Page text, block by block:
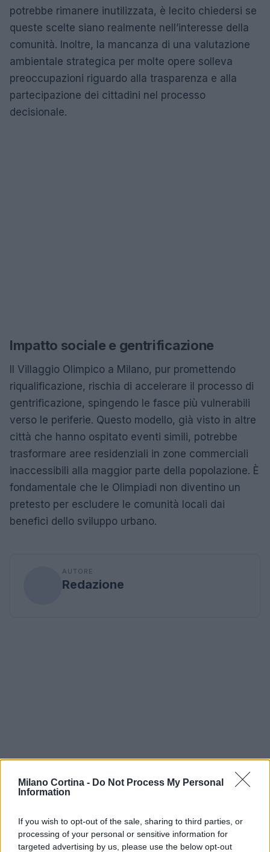
Milano Cortina - Do Not Process My Personal
Information
If you wish to opt-out of the sale, sharing to third parties, or
processing of your personal or sensitive information for
targeted advertising by us, please use the below opt-out
potrebbe rimanere inutilizzata, è lecito chiedersi se
queste scelte siano realmente nell’interesse della
comunità. Inoltre, la mancanza di una valutazione
ambientale strategica per molte opere solleva
preoccupazioni riguardo alla trasparenza e alla
partecipazione dei cittadini nel processo
decisionale.
Impatto sociale e gentrificazione
Il Villaggio Olimpico a Milano, pur promettendo
riqualificazione, rischia di accelerare il processo di
gentrificazione, spingendo le fasce più vulnerabili
verso le periferie. Questo modello, già visto in altre
città che hanno ospitato eventi simili, potrebbe
trasformare aree residenziali in zone commerciali
inaccessibili alla maggior parte della popolazione. È
fondamentale che le Olimpiadi non diventino un
pretesto per escludere le comunità locali dai
benefici dello sviluppo urbano.
AUTORE
Redazione